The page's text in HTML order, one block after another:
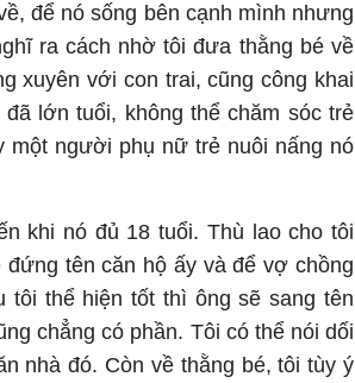
để nó sống bên cạnh mình nhưng
ra cách nhờ tôi đưa thằng bé về
xuyên với con trai, cũng công khai
lớn tuổi, không thể chăm sóc trẻ
một người phụ nữ trẻ nuôi nấng nó
khi nó đủ 18 tuổi. Thù lao cho tôi
tên căn hộ ấy và để vợ chồng
tôi thể hiện tốt thì ông sẽ sang tên
chẳng có phần. Tôi có thể nói dối
nhà đó. Còn về thằng bé, tôi tùy ý